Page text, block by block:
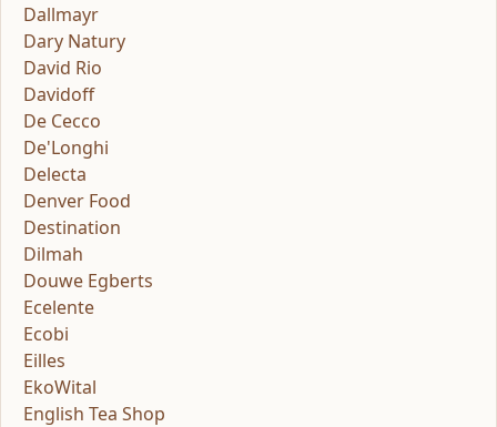
Dallmayr
Dary Natury
David Rio
Davidoff
De Cecco
De'Longhi
Delecta
Denver Food
Destination
Dilmah
Douwe Egberts
Ecelente
Ecobi
Eilles
EkoWital
English Tea Shop